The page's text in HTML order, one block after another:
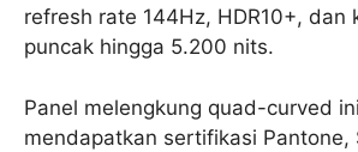
refresh rate 144Hz, HDR10+, dan
puncak hingga 5.200 nits.
Panel melengkung quad-curved
mendapatkan sertifikasi Pantone,